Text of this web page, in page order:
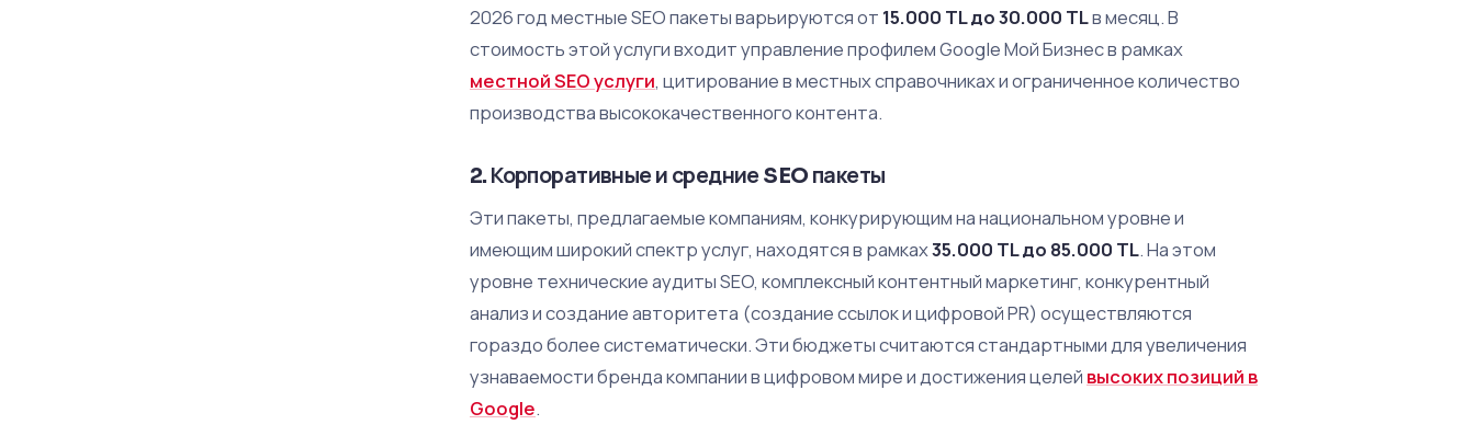
2026 год местные SEO пакеты варьируются от 15.000 TL до 30.000 TLв месяц. В
стоимость этой услуги входит управление профилем Google Мой Бизнес в рамках
местной SEO услуги, цитирование в местных справочниках и ограниченное количество
производства высококачественного контента.
2. Корпоративные и средние SEO пакеты
Эти пакеты, предлагаемые компаниям, конкурирующим на национальном уровне и
имеющим широкий спектр услуг, находятся в рамках35.000 TL до 85.000 TL. На этом
уровне технические аудиты SEO, комплексный контентный маркетинг, конкурентный
анализ и создание авторитета (создание ссылок и цифровой PR) осуществляются
гораздо более систематически. Эти бюджеты считаются стандартными для увеличения
узнаваемости бренда компании в цифровом мире и достижения целей высоких позиций в
Google.